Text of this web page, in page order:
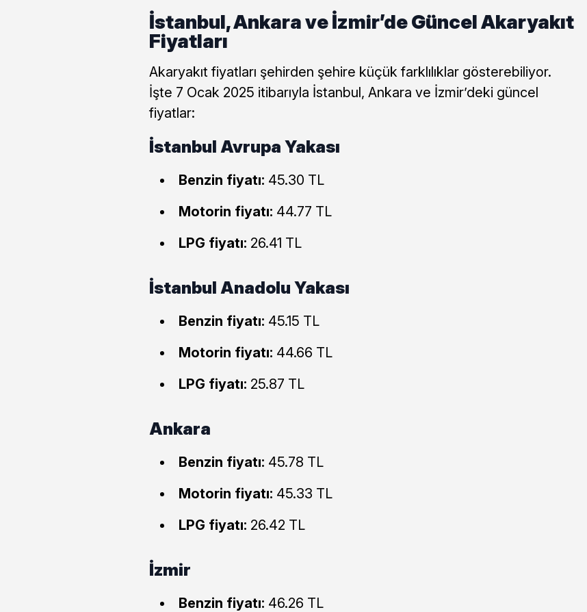
İstanbul, Ankara ve İzmir’de Güncel Akaryakıt
Fiyatları
Akaryakıt fiyatları şehirden şehire küçük farklılıklar gösterebiliyor.
İşte 7 Ocak 2025 itibarıyla İstanbul, Ankara ve İzmir’deki güncel
fiyatlar:
İstanbul Avrupa Yakası
Benzin fiyatı: 45.30 TL
Motorin fiyatı: 44.77 TL
LPG fiyatı: 26.41 TL
İstanbul Anadolu Yakası
Benzin fiyatı: 45.15 TL
Motorin fiyatı: 44.66 TL
LPG fiyatı: 25.87 TL
Ankara
Benzin fiyatı: 45.78 TL
Motorin fiyatı: 45.33 TL
LPG fiyatı: 26.42 TL
İzmir
Benzin fiyatı: 46.26 TL